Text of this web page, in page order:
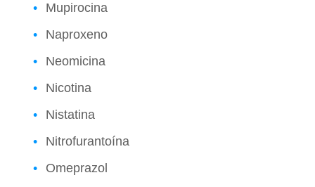
Mupirocina
Naproxeno
Neomicina
Nicotina
Nistatina
Nitrofurantoína
Omeprazol